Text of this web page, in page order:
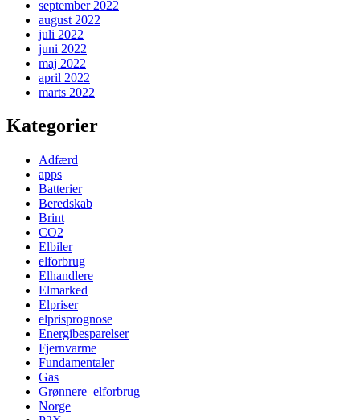
september 2022
august 2022
juli 2022
juni 2022
maj 2022
april 2022
marts 2022
Kategorier
Adfærd
apps
Batterier
Beredskab
Brint
CO2
Elbiler
elforbrug
Elhandlere
Elmarked
Elpriser
elprisprognose
Energibesparelser
Fjernvarme
Fundamentaler
Gas
Grønnere_elforbrug
Norge